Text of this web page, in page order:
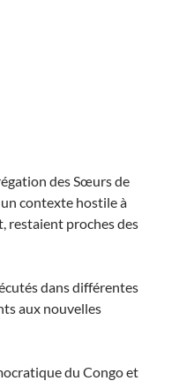
des Sœurs de
contexte hostile à
restaient proches des
dans différentes
aux nouvelles
du Congo et